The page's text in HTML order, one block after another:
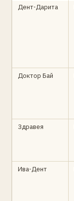
Дент-Дарита
Доктор Бай
Здравея
Ива-Дент